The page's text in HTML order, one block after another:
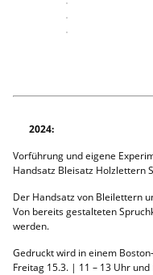
2024:
Vorführung und eigene
Handsatz Bleisatz Holzlettern
Der Handsatz von Bleilettern
Von bereits gestalteten
werden.
Gedruckt wird in einem
Freitag 15.3. | 11 – 13 Uhr und